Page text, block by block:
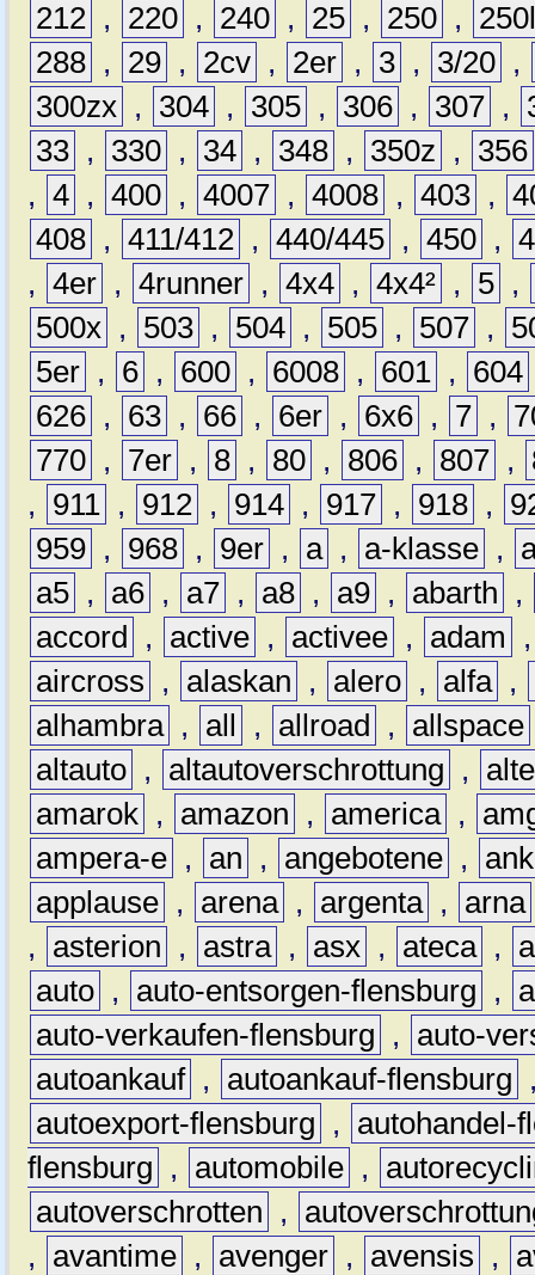
212 , 220 , 240 , 25 , 250 ,
288 , 29 , 2cv , 2er , 3 , 3/20 ,
300zx , 304 , 305 , 306 , 307 ,
33 , 330 , 34 , 348 , 350z ,
356
, 4 , 400 , 4007 , 4008 , 403 ,
408 , 411/412 , 440/445 , 450 ,
, 4er , 4runner , 4x4 , 4x4² , 5 ,
500x , 503 , 504 , 505 , 507 ,
5er , 6 , 600 , 6008 , 601 , 604
626 , 63 , 66 , 6er , 6x6 , 7 ,
770 , 7er , 8 , 80 , 806 , 807 ,
,
911 , 912 , 914 , 917 , 918 ,
959 , 968 , 9er , a , a-klasse ,
a5 , a6 , a7 , a8 , a9 , abarth
,
accord
, active , activee , adam
aircross
, alaskan , alero , alfa ,
alhambra , all , allroad , allspace
altauto , altautoverschrottung ,
amarok , amazon , america ,
ampera-e , an , angebotene ,
applause , arena , argenta , arna
,
asterion , astra , asx , ateca ,
auto , auto-entsorgen-flensburg ,
auto-verkaufen-flensburg
,
auto-
autoankauf , autoankauf-flensburg
autoexport-flensburg
,
autohandel-
flensburg
, automobile ,
autoverschrotten
,
,
avantime , avenger , avensis ,